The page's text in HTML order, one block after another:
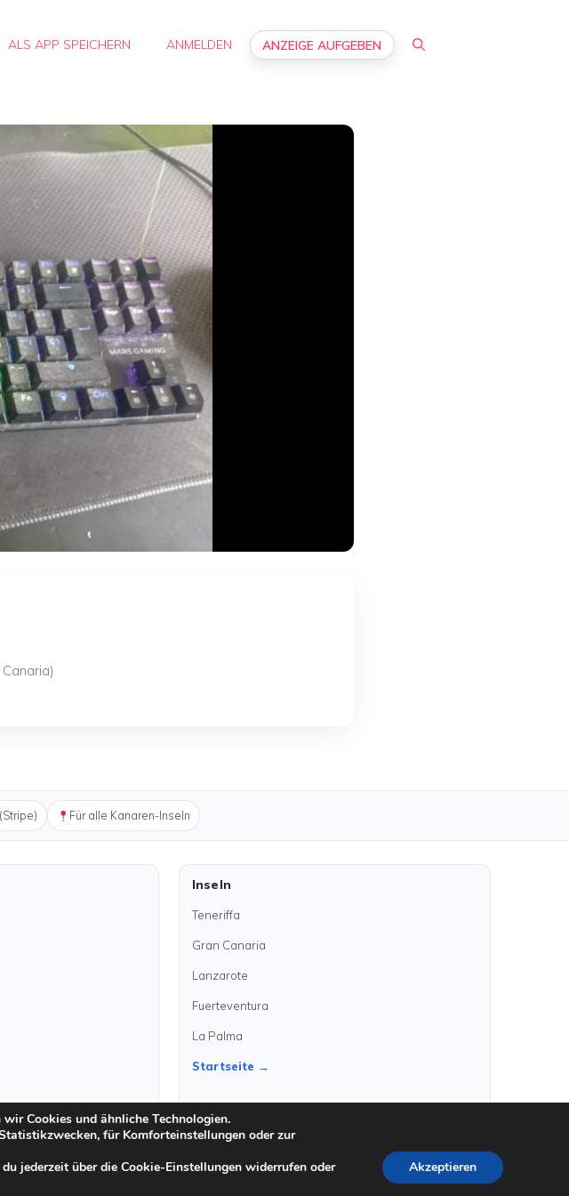
ALS APP SPEICHERN ANMELDEN ANZEIGE AUFGEBEN
Für alle Kanaren-Inseln
Inseln
Teneriffa
Gran Canaria
Lanzarote
Fuerteventura
La Palma
Startseite →
kanarenanzeigen.com
Cookies und ähnliche Technologien.
für Komforteinstellungen oder zur
jederzeit über die Cookie-Einstellungen widerrufen oder
Akzeptieren